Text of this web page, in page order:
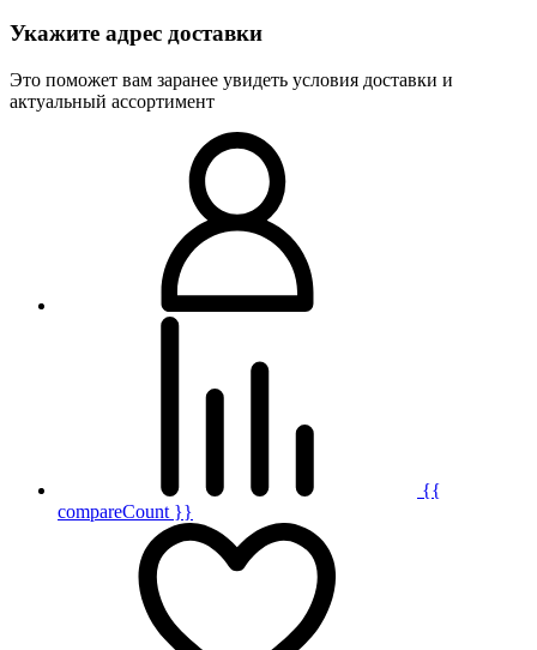
Укажите адрес доставки
Это поможет вам заранее увидеть условия доставки и
актуальный ассортимент
{{
compareCount }}